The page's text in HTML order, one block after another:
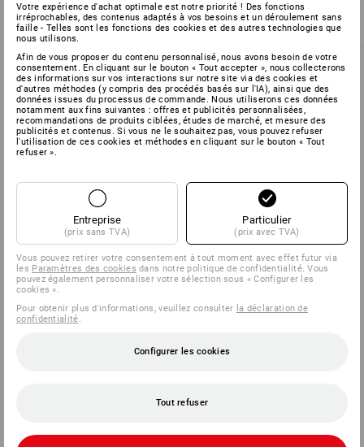
SERVICE 02 400 16 43
SERVICE
ENTREPRISES
INFORMATION
MÉTHODES DE PAIEMENT
PO Box 7443
Votre expérience d'achat optimale est notre priorité ! Des fonctions
irréprochables, des contenus adaptés à vos besoins et un déroulement sans
faille - Telles sont les fonctions des cookies et des autres technologies que
nous utilisons.
Afin de vous proposer du contenu personnalisé, nous avons besoin de votre
consentement. En cliquant sur le bouton « Tout accepter », nous collecterons
des informations sur vos interactions sur notre site via des cookies et
d'autres méthodes (y compris des procédés basés sur l'IA), ainsi que des
données issues du processus de commande. Nous utiliserons ces données
notamment aux fins suivantes : offres et publicités personnalisées,
recommandations de produits ciblées, études de marché, et mesure des
publicités et contenus. Si vous ne le souhaitez pas, vous pouvez refuser
l'utilisation de ces cookies et méthodes en cliquant sur le bouton « Tout
refuser ».
Entreprise
(prix sans TVA)
Particulier
(prix avec TVA)
Vous pouvez retirer votre consentement à tout moment avec effet futur via
les Paramètres des cookies dans notre politique de confidentialité. Vous
pouvez également personnaliser votre sélection sous « Configurer les
cookies ».
Pour obtenir plus d'informations, veuillez consulter la déclaration de
confidentialité
Configurer les cookies
Tout refuser